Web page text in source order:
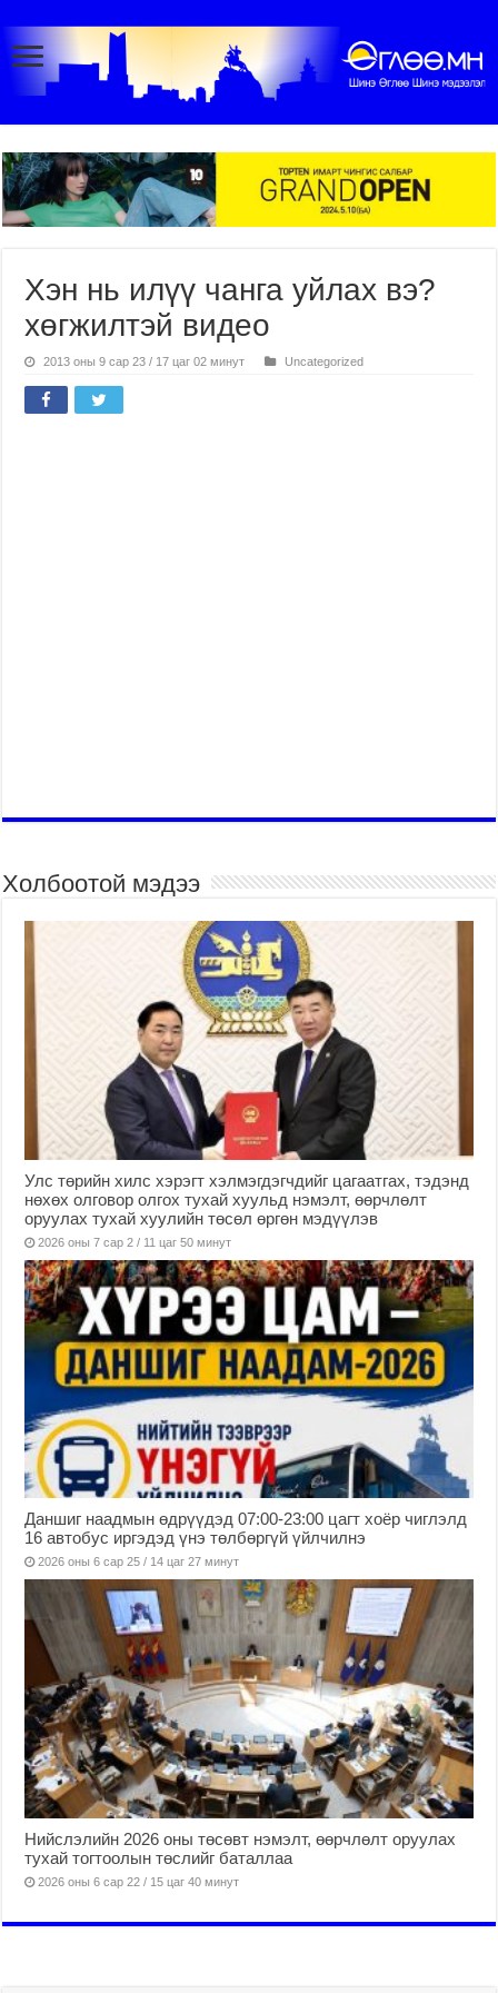
Хэн нь илүү чанга уйлах вэ?
хөгжилтэй видео
2013 оны 9 сар 23 / 17 цаг 02 минут Uncategorized
Холбоотой мэдээ
Улс төрийн хилс хэрэгт хэлмэгдэгчдийг цагаатгах, тэдэнд
нөхөх олговор олгох тухай хуульд нэмэлт, өөрчлөлт
оруулах тухай хуулийн төсөл өргөн мэдүүлэв
2026 оны 7 сар 2 / 11 цаг 50 минут
Даншиг наадмын өдрүүдэд 07:00-23:00 цагт хоёр чиглэлд
16 автобус иргэдэд үнэ төлбөргүй үйлчилнэ
2026 оны 6 сар 25 / 14 цаг 27 минут
Нийслэлийн 2026 оны төсөвт нэмэлт, өөрчлөлт оруулах
тухай тогтоолын төслийг баталлаа
2026 оны 6 сар 22 / 15 цаг 40 минут